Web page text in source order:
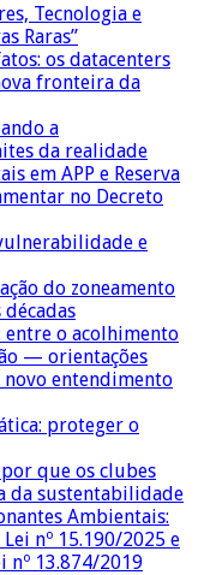
Tecnologia e
Raras”
os datacenters
fronteira da
a
da realidade
em APP e Reserva
no Decreto
e
do zoneamento
entre o acolhimento
— orientações
entendimento
proteger o
que os clubes
da sustentabilidade
Ambientais:
nº 15.190/2025 e
nº 13.874/2019